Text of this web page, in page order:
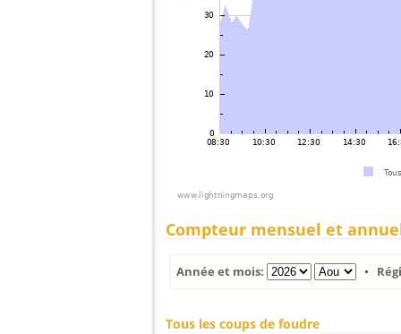
Compteur mensuel et
Année et mois: •
Tous les coups de foudre